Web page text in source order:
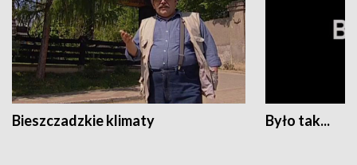
Bieszczadzkie klimaty Było tak...